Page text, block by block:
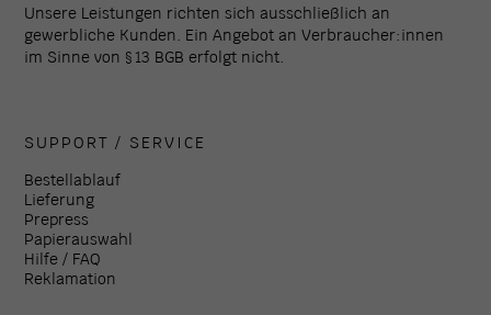
Unsere Leistungen richten sich ausschließlich an
gewerbliche Kunden. Ein Angebot an Verbraucher:innen
im Sinne von § 13 BGB erfolgt nicht.
SUPPORT / SERVICE
Bestellablauf
Lieferung
Prepress
Papierauswahl
Hilfe / FAQ
Reklamation